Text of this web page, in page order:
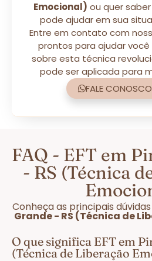
Emocional) ou quer
pode ajudar em sua
Entre em contato com
prontos para ajudar
sobre esta técnica
pode ser aplicada para
FALE
FAQ - EFT em
- RS (Técnica
Conheça as principais
Grande - RS (Técnica de
O que significa EFT em
(Técnica de Liberação